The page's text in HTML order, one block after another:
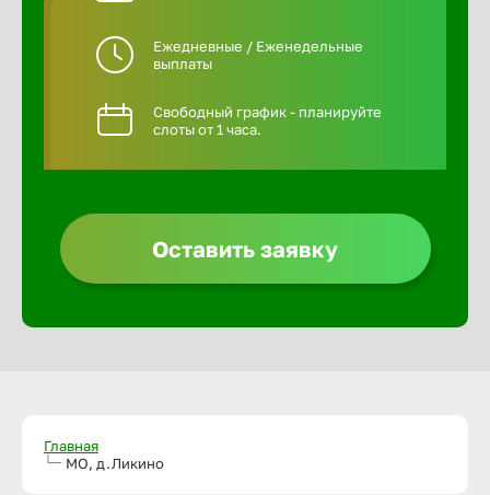
Ежедневные / Еженедельные
выплаты
Свободный график - планируйте
слоты от 1 часа.
Оставить заявку
Главная
МО, д.Ликино